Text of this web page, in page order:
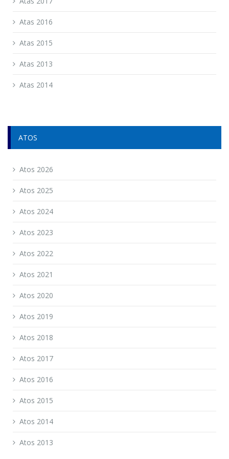
Atas 2016
Atas 2015
Atas 2013
Atas 2014
ATOS
Atos 2026
Atos 2025
Atos 2024
Atos 2023
Atos 2022
Atos 2021
Atos 2020
Atos 2019
Atos 2018
Atos 2017
Atos 2016
Atos 2015
Atos 2014
Atos 2013